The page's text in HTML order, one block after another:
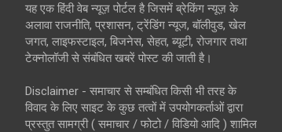
यह एक हिंदी वेब न्यूज़ पोर्टल है जिसमें ब्रेकिंग न्यूज़ के
अलावा राजनीति, प्रशासन, ट्रेंडिंग न्यूज, बॉलीवुड, खेल
जगत, लाइफस्टाइल, बिजनेस, सेहत, ब्यूटी, रोजगार तथा
टेक्नोलॉजी से संबंधित खबरें पोस्ट की जाती है।
Disclaimer - समाचार से सम्बंधित किसी भी तरह के
विवाद के लिए साइट के कुछ तत्वों में उपयोगकर्ताओं द्वारा
प्रस्तुत सामग्री ( समाचार / फोटो / विडियो आदि ) शामिल